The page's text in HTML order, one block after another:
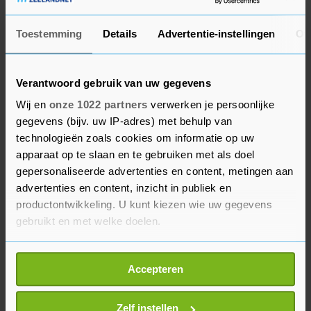
Toestemming Details Advertentie-instellingen
Verantwoord gebruik van uw gegevens
Wij en onze 1022 partners verwerken je persoonlijke
gegevens (bijv. uw IP-adres) met behulp van
technologieën zoals cookies om informatie op uw
apparaat op te slaan en te gebruiken met als doel
gepersonaliseerde advertenties en content, metingen aan
advertenties en content, inzicht in publiek en
productontwikkeling. U kunt kiezen wie uw gegevens
gebruikt en met welke doelen.
Als u het toestaat, willen we ook graag:
Informatie verzamelen over uw geografische
locatie, die tot een paar meter nauwkeurig kan zijn
Uw apparaat identificeren door het actief te
Accepteren
Zelf instellen
geprezen om de "verankering van het
(t)huiswerkvrije onderwijs".
werden "leverden een bijzondere prestatie in een
periode waarin het al een grote opgave was om
het onderwijs te continueren", aldus de inspectie.
Door de coronacrisis waren er wel minder
scholen die dit jaar hun predicaat al wilden
verlengen, vertelt de woordvoerder. Een
beoordeling voor het predicaat goed of excellent
van de inspectie moeten scholen zelf aanvragen.
De inspectie controleert elk jaar zonder
aanvraag of scholen zeer zwak, onvoldoende of
voldoende presteren.